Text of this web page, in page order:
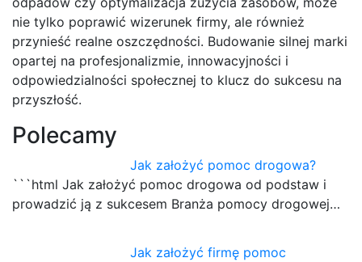
nie tylko poprawić wizerunek firmy, ale również
przynieść realne oszczędności. Budowanie silnej marki
opartej na profesjonalizmie, innowacyjności i
odpowiedzialności społecznej to klucz do sukcesu na
przyszłość.
Polecamy
Jak założyć pomoc drogowa?
```html Jak założyć pomoc drogowa od podstaw i
prowadzić ją z sukcesem Branża pomocy drogowej…
Jak założyć firmę pomoc